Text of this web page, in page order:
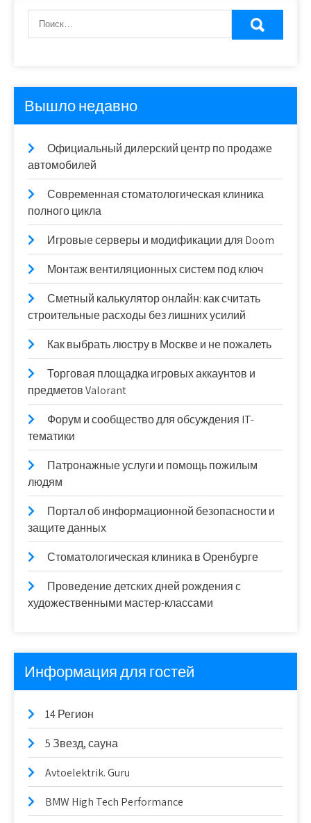
Вышло недавно
Официальный дилерский центр по продаже
автомобилей
Современная стоматологическая клиника
полного цикла
Игровые серверы и модификации для Doom
Монтаж вентиляционных систем под ключ
Сметный калькулятор онлайн: как считать
строительные расходы без лишних усилий
Как выбрать люстру в Москве и не пожалеть
Торговая площадка игровых аккаунтов и
предметов Valorant
Форум и сообщество для обсуждения IT-
тематики
Патронажные услуги и помощь пожилым
людям
Портал об информационной безопасности и
защите данных
Стоматологическая клиника в Оренбурге
Проведение детских дней рождения с
художественными мастер-классами
Информация для гостей
14 Регион
5 Звезд, сауна
Avtoelektrik. Guru
BMW High Tech Performance